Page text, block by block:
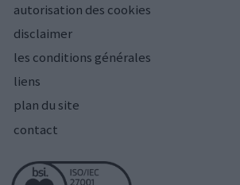
autorisation des cookies
disclaimer
les conditions générales
liens
plan du site
contact